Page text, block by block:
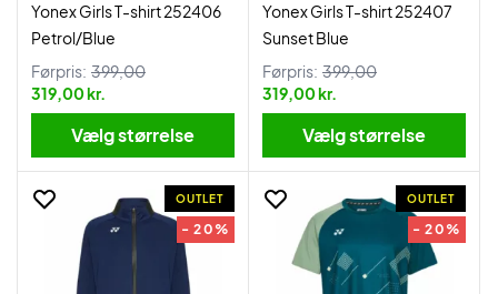
Yonex Girls T-shirt 252406
Petrol/Blue
Førpris: 399,00
319,00 kr.
Vælg størrelse
Yonex Girls T-shirt 252407
Sunset Blue
Førpris: 399,00
319,00 kr.
Vælg størrelse
OUTLET
- 20%
OUTLET
- 20%